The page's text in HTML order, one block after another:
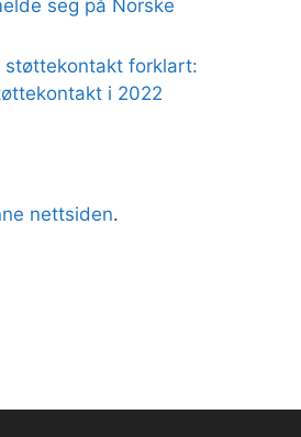
seg på Norske
støttekontakt forklart:
i 2022
nettsiden.